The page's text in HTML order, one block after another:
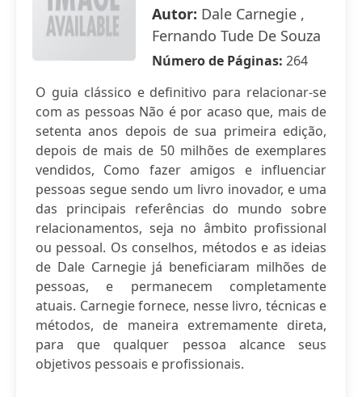
Autor: Dale Carnegie ,
Fernando Tude De Souza
Número de Páginas: 264
O guia clássico e definitivo para relacionar-se
com as pessoas Não é por acaso que, mais de
setenta anos depois de sua primeira edição,
depois de mais de 50 milhões de exemplares
vendidos, Como fazer amigos e influenciar
pessoas segue sendo um livro inovador, e uma
das principais referências do mundo sobre
relacionamentos, seja no âmbito profissional
ou pessoal. Os conselhos, métodos e as ideias
de Dale Carnegie já beneficiaram milhões de
pessoas, e permanecem completamente
atuais. Carnegie fornece, nesse livro, técnicas e
métodos, de maneira extremamente direta,
para que qualquer pessoa alcance seus
objetivos pessoais e profissionais.